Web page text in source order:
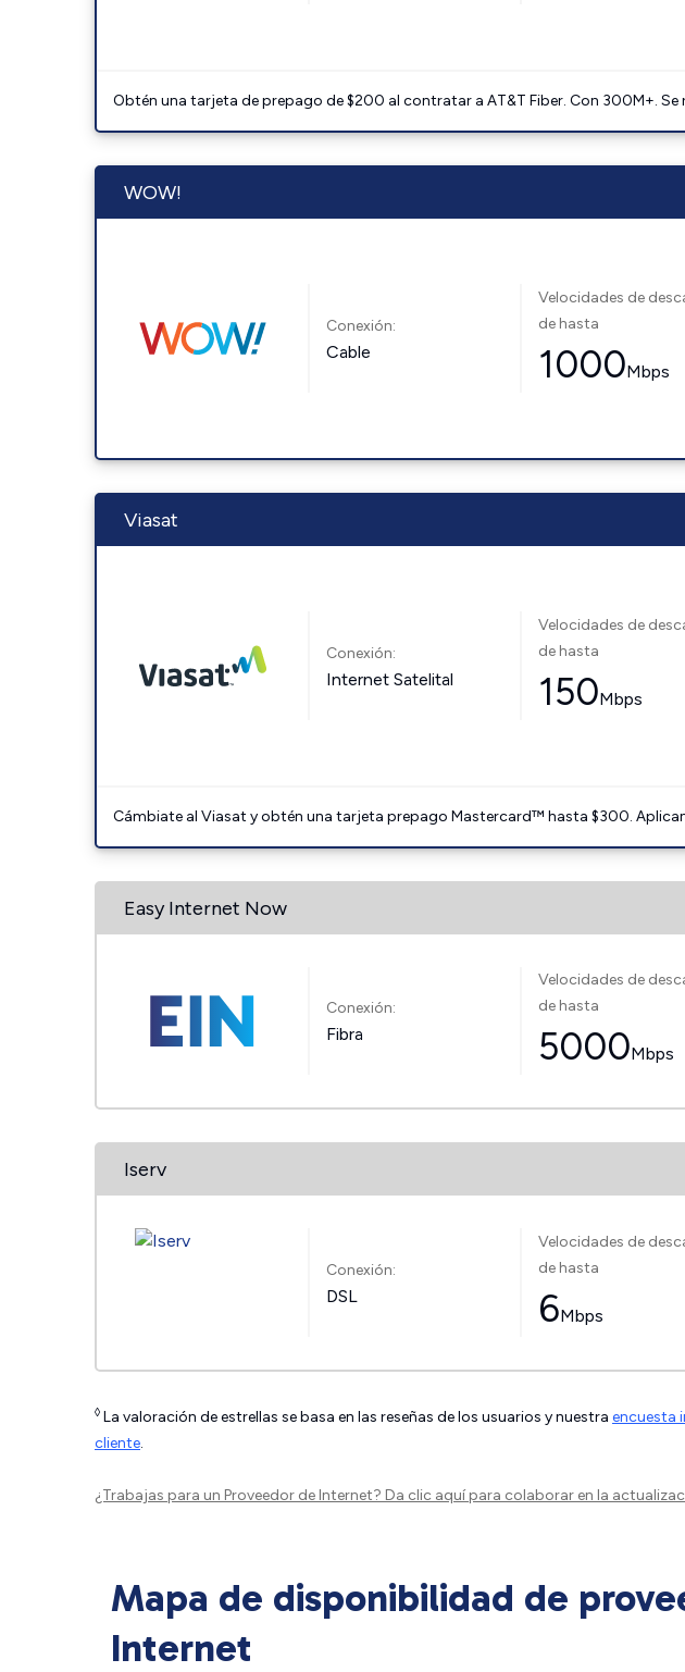
Obtén una tarjeta de prepago de $200 al contratar a AT&T Fiber. Con 300M+. Se
WOW!
Conexión:
Cable
Velocidades de
de hasta
1000Mbps
Viasat
Conexión:
Internet Satelital
Velocidades de
de hasta
150Mbps
Cámbiate al Viasat y obtén una tarjeta prepago Mastercard™ hasta $300.
Easy Internet Now
Conexión:
Fibra
Velocidades de
de hasta
5000Mbps
Iserv
Conexión:
DSL
Velocidades de
de hasta
6Mbps
◊ La valoración de estrellas se basa en las reseñas de los usuarios y nuestra encuesta
cliente.
¿Trabajas para un Proveedor de Internet? Da clic aquípara colaborar en la
Mapa de disponibilidad de
Internet